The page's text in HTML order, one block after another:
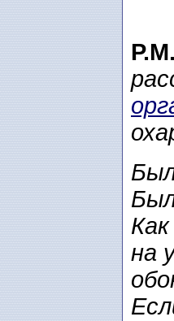
на